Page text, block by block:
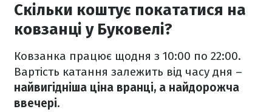
Скільки коштує покататися на
ковзанці у Буковелі?
Ковзанка працює щодня з 10:00 по 22:00.
Вартість катання залежить від часу дня –
найвигідніша ціна вранці, а найдорожча
ввечері.